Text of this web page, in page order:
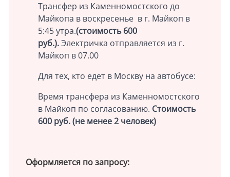
Трансфер из Каменномостского до
Майкопа в воскресенье в г. Майкоп в
5:45 утра.(стоимость 600
руб.).Электричка отправляется из г.
Майкоп в 07.00
Для тех, кто едет в Москву на автобусе:
Время трансфера из Каменномостского
в Майкоп по согласованию. Стоимость
600 руб. (не менее 2 человек)
Оформляется по запросу: